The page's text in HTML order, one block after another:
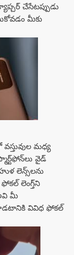
చేసేటప్పుడు
మీకు
మధ్య
వైడ్
లెన్స్‌లను
లెంగ్త్‌ని
మీ
వివిధ ఫోకల్